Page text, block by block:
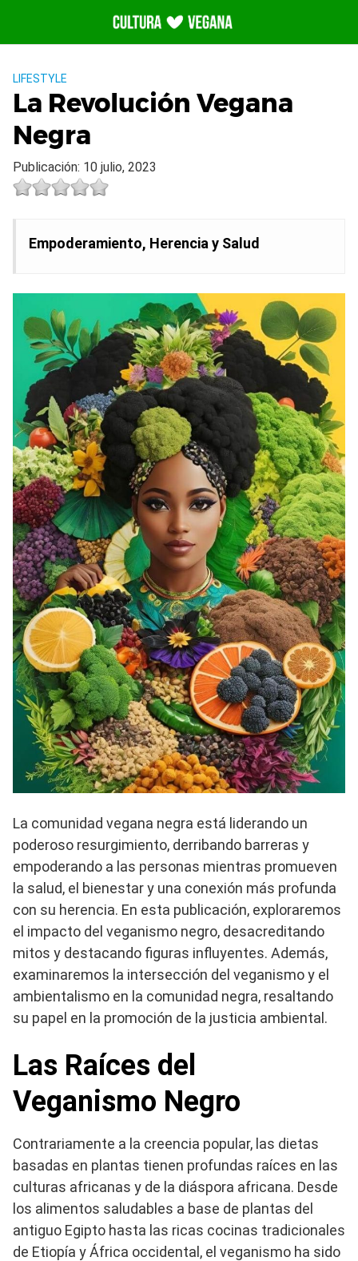
contenido
LIFESTYLE
La Revolución Vegana
Negra
Publicación: 10 julio, 2023
Empoderamiento, Herencia y Salud
La comunidad vegana negra está liderando un
poderoso resurgimiento, derribando barreras y
empoderando a las personas mientras promueven
la salud, el bienestar y una conexión más profunda
con su herencia. En esta publicación, exploraremos
el impacto del veganismo negro, desacreditando
mitos y destacando figuras influyentes. Además,
examinaremos la intersección del veganismo y el
ambientalismo en la comunidad negra, resaltando
su papel en la promoción de la justicia ambiental.
Las Raíces del
Veganismo Negro
Contrariamente a la creencia popular, las dietas
basadas en plantas tienen profundas raíces en las
culturas africanas y de la diáspora africana. Desde
los alimentos saludables a base de plantas del
antiguo Egipto hasta las ricas cocinas tradicionales
de Etiopía y África occidental, el veganismo ha sido